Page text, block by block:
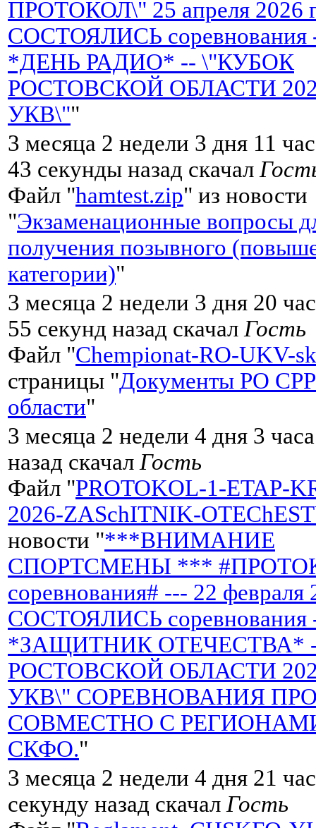
ПРОТОКОЛ\" 25 апреля 2026
СОСТОЯЛИСЬ
*ДЕНЬ РАДИО* -- \"КУБОК
РОСТОВСКОЙ ОБЛАСТИ 2026
УКВ\""
3 месяца 2 недели 3 дня 11
43 секунды назад скачал
Файл "hamtest.zip" из новости
"Экзаменационные вопросы
получения позывного
категории)"
3 месяца 2 недели 3 дня 20
55 секунд назад скачал Гость
Файл "Chempionat-RO-UKV-
страницы "Документы РО СРР
области"
3 месяца 2 недели 4 дня 3
назад скачал Гость
Файл "PROTOKOL-1-ETAP-
2026-ZASchITNIK-
новости "***ВНИМАНИЕ
СПОРТСМЕНЫ ***
соревнования# --- 22 февраля
СОСТОЯЛИСЬ
*ЗАЩИТНИК ОТЕЧЕСТВА*
РОСТОВСКОЙ ОБЛАСТИ 2026
УКВ\" СОРЕВНОВАНИЯ
СОВМЕСТНО С
СКФО."
3 месяца 2 недели 4 дня 21
секунду назад скачал Гость